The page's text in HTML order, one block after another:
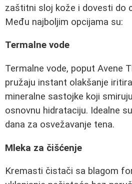
zaštitni sloj kože i dovesti do
Među najboljim opcijama su:
Termalne vode
Termalne vode, poput Avene
pružaju instant olakšanje
mineralne sastojke koji
osnovnu hidrataciju. Idealne
dana za osvežavanje tena.
Mleka za čišćenje
Kremasti čistači sa blagom